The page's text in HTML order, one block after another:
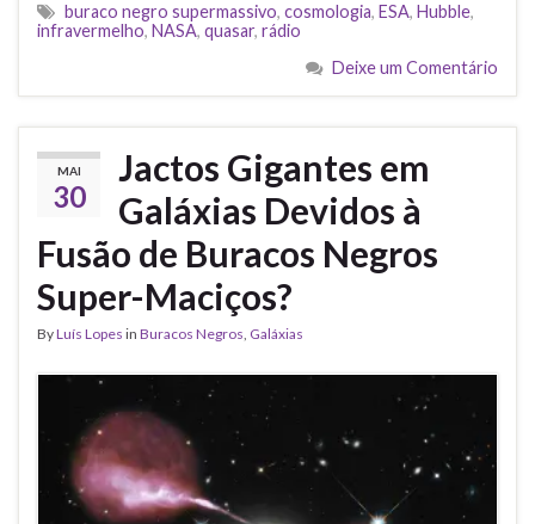
buraco negro supermassivo, cosmologia, ESA, Hubble,
infravermelho, NASA, quasar, rádio
Deixe um Comentário
MAI
30
Jactos Gigantes em
Galáxias Devidos à
Fusão de Buracos Negros
Super-Maciços?
ByLuís Lopes in Buracos Negros, Galáxias